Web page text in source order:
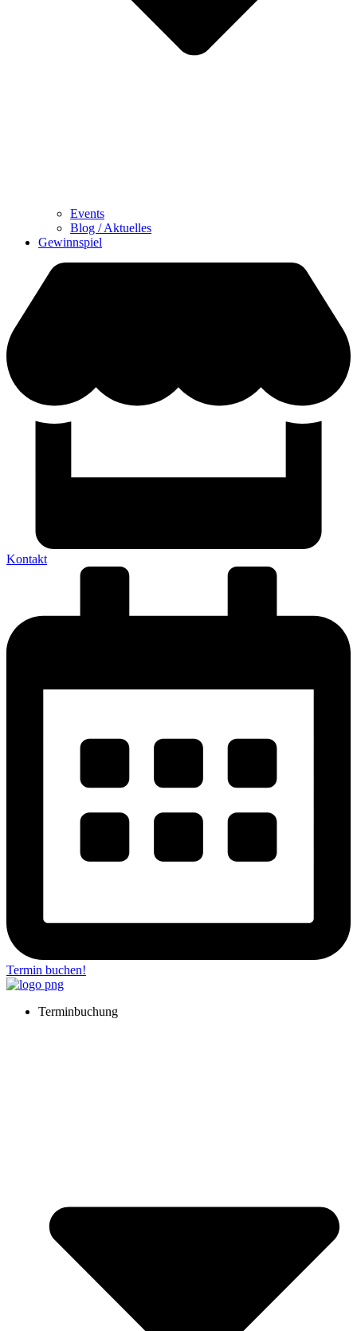
Events
Blog / Aktuelles
Gewinnspiel
Kontakt
Termin buchen!
Terminbuchung